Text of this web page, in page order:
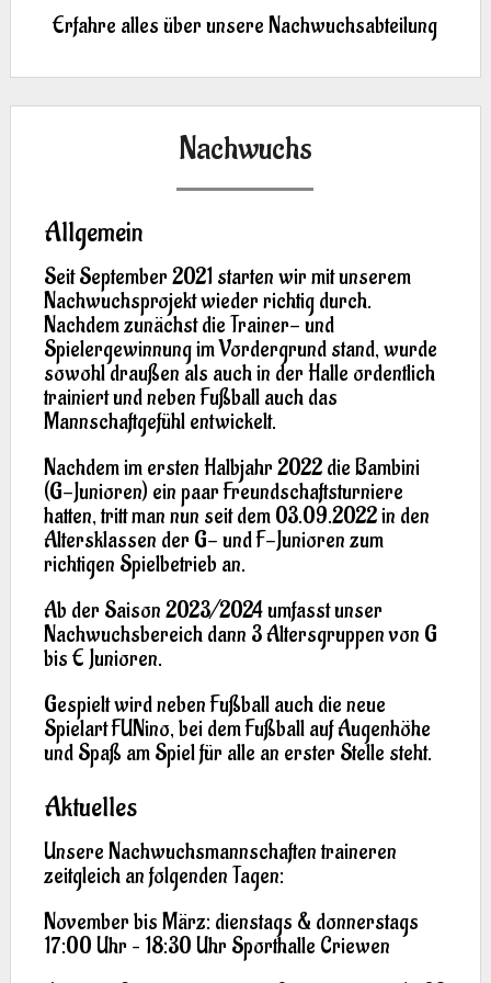
Erfahre alles über unsere Nachwuchsabteilung
Nachwuchs
Allgemein
Seit September 2021 starten wir mit unserem
Nachwuchsprojekt wieder richtig durch.
Nachdem zunächst die Trainer- und
Spielergewinnung im Vordergrund stand, wurde
sowohl draußen als auch in der Halle ordentlich
trainiert und neben Fußball auch das
Mannschaftgefühl entwickelt.
Nachdem im ersten Halbjahr 2022 die Bambini
(G-Junioren) ein paar Freundschaftsturniere
hatten, tritt man nun seit dem 03.09.2022 in den
Altersklassen der G- und F-Junioren zum
richtigen Spielbetrieb an.
Ab der Saison 2023/2024 umfasst unser
Nachwuchsbereich dann 3 Altersgruppen von G
bis E Junioren.
Gespielt wird neben Fußball auch die neue
Spielart FUNino, bei dem Fußball auf Augenhöhe
und Spaß am Spiel für alle an erster Stelle steht.
Aktuelles
Unsere Nachwuchsmannschaften traineren
zeitgleich an folgenden Tagen:
November bis März: dienstags & donnerstags
17:00 Uhr – 18:30 Uhr Sporthalle Criewen